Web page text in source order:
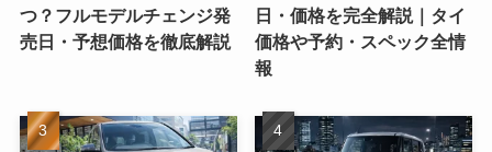
つ？フルモデルチェンジ発
売日・予想価格を徹底解説
日・価格を完全解説｜タイ
価格や予約・スペック全情
報